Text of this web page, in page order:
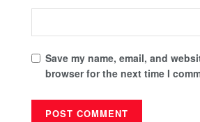
Save my name, email, and
browser for the next time I